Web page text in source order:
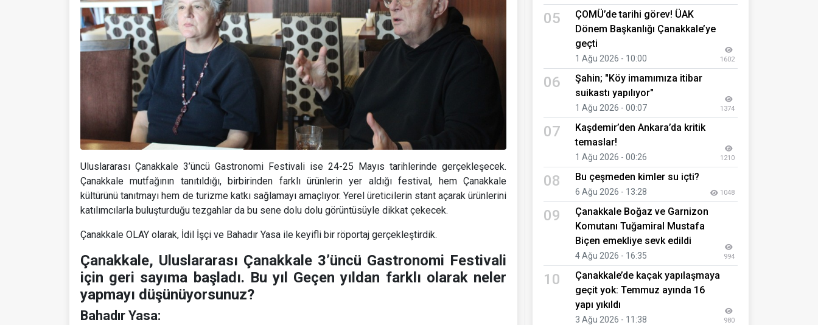
Uluslararası Çanakkale 3’üncü Gastronomi Festivali ise 24-25 Mayıs tarihlerinde gerçekleşecek.
Çanakkale mutfağının tanıtıldığı, birbirinden farklı ürünlerin yer aldığı festival, hem Çanakkale
kültürünü tanıtmayı hem de turizme katkı sağlamayı amaçlıyor. Yerel üreticilerin stant açarak ürünlerini
katılımcılarla buluşturduğu tezgahlar da bu sene dolu dolu görüntüsüyle dikkat çekecek.
Çanakkale OLAY olarak, İdil İşçi ve Bahadır Yasa ile keyifli bir röportaj gerçekleştirdik.
Çanakkale, Uluslararası Çanakkale 3’üncü Gastronomi Festivali
için geri sayıma başladı. Bu yıl Geçen yıldan farklı olarak neler
yapmayı düşünüyorsunuz?
Bahadır Yasa:
05
ÇOMÜ’de tarihi görev! ÜAK
Dönem Başkanlığı Çanakkale’ye
geçti
1 Ağu 2026 - 10:00 1602
06
Şahin; "Köy imamımıza itibar
suikastı yapılıyor"
1 Ağu 2026 - 00:07 1374
07
Kaşdemir’den Ankara’da kritik
temaslar!
1 Ağu 2026 - 00:26 1210
08 Bu çeşmeden kimler su içti?
6 Ağu 2026 - 13:28 1048
09
Çanakkale Boğaz ve Garnizon
Komutanı Tuğamiral Mustafa
Biçen emekliye sevk edildi
4 Ağu 2026 - 16:35 994
10
Çanakkale’de kaçak yapılaşmaya
geçit yok: Temmuz ayında 16
yapı yıkıldı
3 Ağu 2026 - 11:38 980